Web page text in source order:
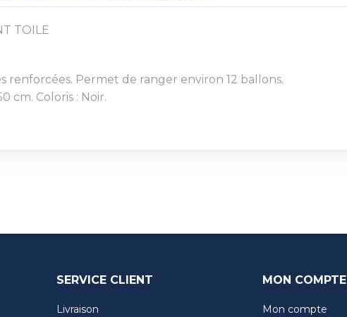
TOILE
renforcées. Permet de ranger environ 12 ballons.
cm. Coloris : Noir.
SERVICE CLIENT
Livraison
MON COMPTE
Mon compte